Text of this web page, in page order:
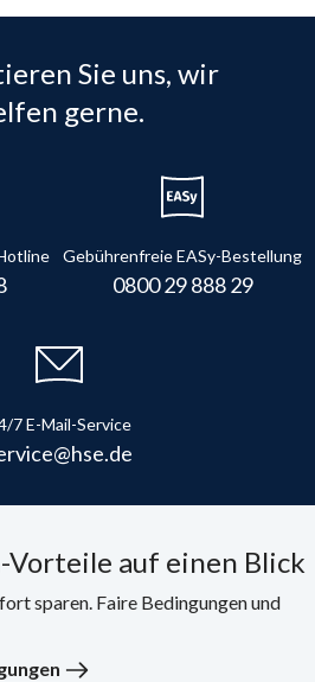
Sie uns, wir
gerne.
Gebührenfreie EASy-Bestellung
0800 29 888 29
7 E-Mail-Service
Vorteile auf einen Blick
sparen. Faire Bedingungen und